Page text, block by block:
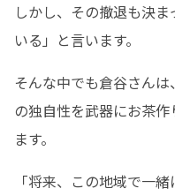
しかし、その撤退も決
いる」と言います。
そんな中でも倉谷さんは
の独自性を武器にお茶
ます。
「将来、この地域で一